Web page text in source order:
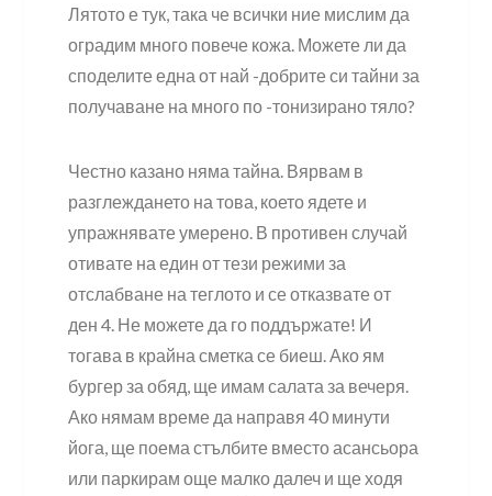
Лятото е тук, така че всички ние мислим да
оградим много повече кожа. Можете ли да
споделите една от най -добрите си тайни за
получаване на много по -тонизирано тяло?
Честно казано няма тайна. Вярвам в
разглеждането на това, което ядете и
упражнявате умерено. В противен случай
отивате на един от тези режими за
отслабване на теглото и се отказвате от
ден 4. Не можете да го поддържате! И
тогава в крайна сметка се биеш. Ако ям
бургер за обяд, ще имам салата за вечеря.
Ако нямам време да направя 40 минути
йога, ще поема стълбите вместо асансьора
или паркирам още малко далеч и ще ходя